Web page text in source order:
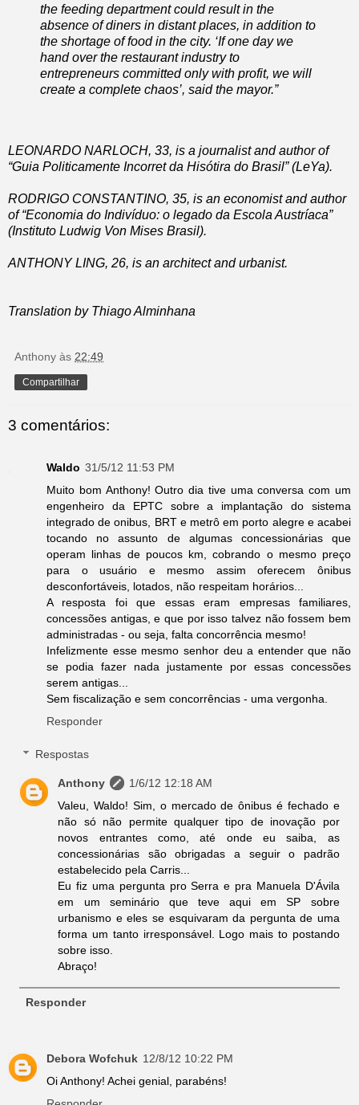
the feeding department could result in the
absence of diners in distant places, in addition to
the shortage of food in the city. ‘If one day we
hand over the restaurant industry to
entrepreneurs committed only with profit, we will
create a complete chaos’, said the mayor.”
LEONARDO NARLOCH, 33, is a journalist and author of
“Guia Politicamente Incorret da Hisótira do Brasil” (LeYa).
RODRIGO CONSTANTINO, 35, is an economist and author
of “Economia do Indivíduo: o legado da Escola Austríaca”
(Instituto Ludwig Von Mises Brasil).
ANTHONY LING, 26, is an architect and urbanist.
Translation by Thiago Alminhana
Anthony às 22:49
Compartilhar
3 comentários:
Waldo 31/5/12 11:53 PM
Muito bom Anthony! Outro dia tive uma conversa com um
engenheiro da EPTC sobre a implantação do sistema
integrado de onibus, BRT e metrô em porto alegre e acabei
tocando no assunto de algumas concessionárias que
operam linhas de poucos km, cobrando o mesmo preço
para o usuário e mesmo assim oferecem ônibus
desconfortáveis, lotados, não respeitam horários...
A resposta foi que essas eram empresas familiares,
concessões antigas, e que por isso talvez não fossem bem
administradas - ou seja, falta concorrência mesmo!
Infelizmente esse mesmo senhor deu a entender que não
se podia fazer nada justamente por essas concessões
serem antigas...
Sem fiscalização e sem concorrências - uma vergonha.
Responder
Respostas
Anthony
1/6/12 12:18 AM
Valeu, Waldo! Sim, o mercado de ônibus é fechado e
não só não permite qualquer tipo de inovação por
novos entrantes como, até onde eu saiba, as
concessionárias são obrigadas a seguir o padrão
estabelecido pela Carris...
Eu fiz uma pergunta pro Serra e pra Manuela D'Ávila
em um seminário que teve aqui em SP sobre
urbanismo e eles se esquivaram da pergunta de uma
forma um tanto irresponsável. Logo mais to postando
sobre isso.
Abraço!
Responder
Debora Wofchuk 12/8/12 10:22 PM
Oi Anthony! Achei genial, parabéns!